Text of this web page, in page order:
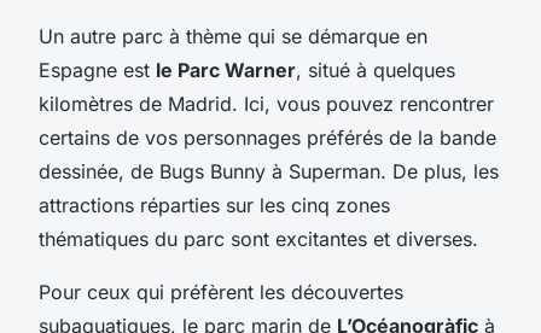
Un autre parc à thème qui se démarque en
Espagne est le Parc Warner, situé à quelques
kilomètres de Madrid. Ici, vous pouvez rencontrer
certains de vos personnages préférés de la bande
dessinée, de Bugs Bunny à Superman. De plus, les
attractions réparties sur les cinq zones
thématiques du parc sont excitantes et diverses.
Pour ceux qui préfèrent les découvertes
subaquatiques, le parc marin de L’Océanogràfic à